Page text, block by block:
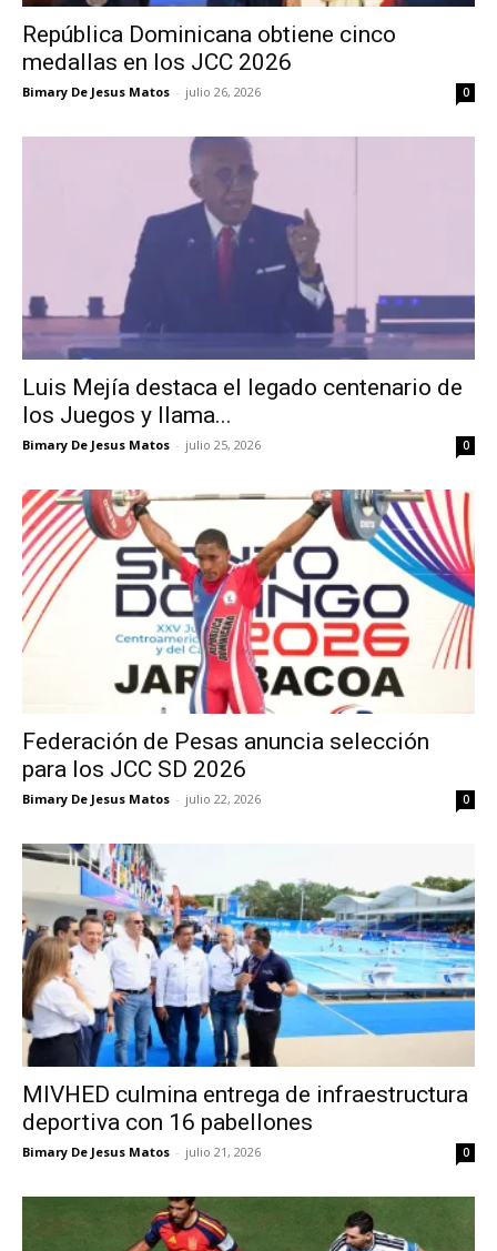
República Dominicana obtiene cinco
medallas en los JCC 2026
Bimary De Jesus Matos - julio 26, 2026 0
Luis Mejía destaca el legado centenario de
los Juegos y llama...
Bimary De Jesus Matos - julio 25, 2026 0
Federación de Pesas anuncia selección
para los JCC SD 2026
Bimary De Jesus Matos - julio 22, 2026 0
MIVHED culmina entrega de infraestructura
deportiva con 16 pabellones
Bimary De Jesus Matos - julio 21, 2026 0